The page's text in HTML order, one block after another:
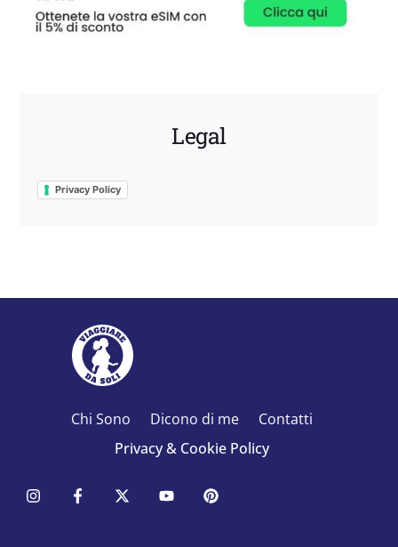
Legal
Privacy Policy
Chi Sono Dicono di me
Contatti
Privacy & Cookie Policy